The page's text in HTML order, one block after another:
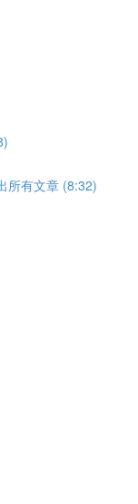
所有文章 (8:32)